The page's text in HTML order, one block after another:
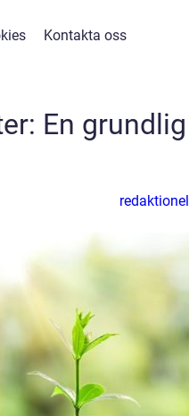
Kontakta oss
En grundlig
redaktionel